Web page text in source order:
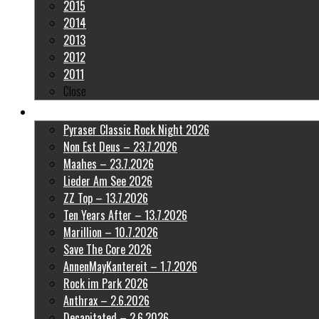
2015
2014
2013
2012
2011
Close
Pyraser Classic Rock Night 2026
Non Est Deus – 23.7.2026
Maahes – 23.7.2026
Lieder Am See 2026
ZZ Top – 13.7.2026
Ten Years After – 13.7.2026
Marillion – 10.7.2026
Save The Core 2026
AnnenMayKantereit – 1.7.2026
Rock im Park 2026
Anthrax – 2.6.2026